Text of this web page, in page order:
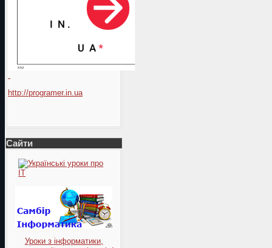
http://programer.in.ua
Сайти
Уроки з інформатики,